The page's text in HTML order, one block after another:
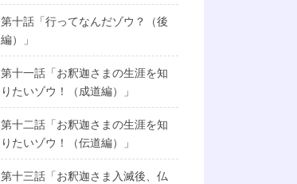
第十話「行ってなんだゾウ？（後
編）」
第十一話「お釈迦さまの生涯を知
りたいゾウ！（成道編）」
第十二話「お釈迦さまの生涯を知
りたいゾウ！（伝道編）」
第十三話「お釈迦さま入滅後、仏